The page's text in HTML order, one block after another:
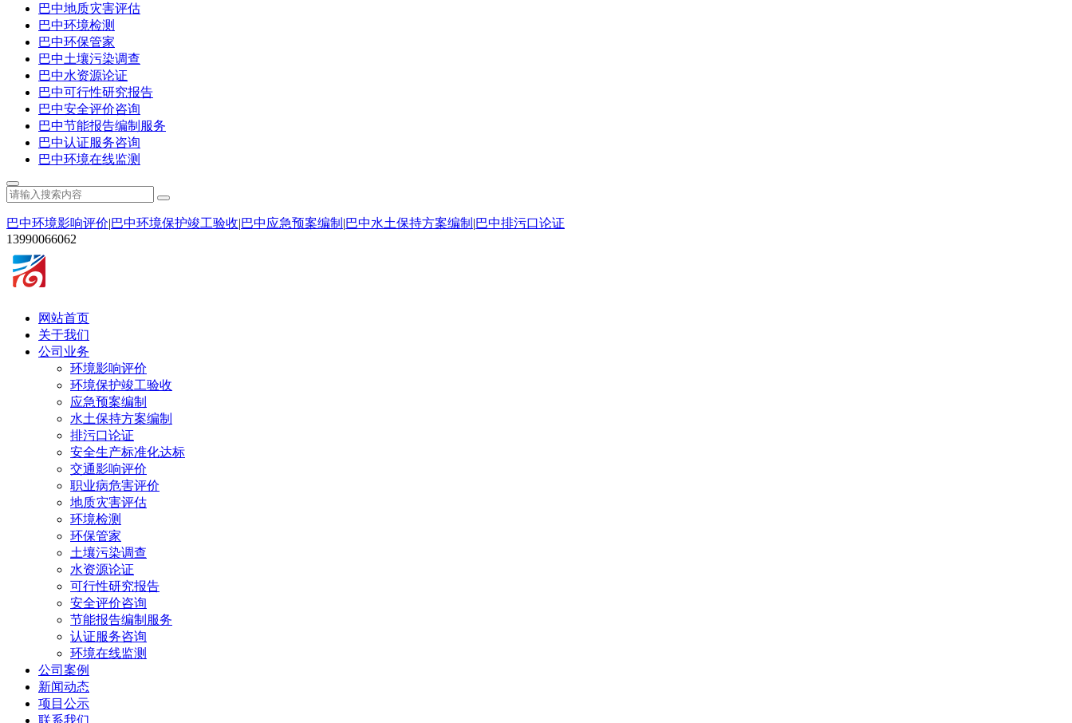
巴中地质灾害评估
巴中环境检测
巴中环保管家
巴中土壤污染调查
巴中水资源论证
巴中可行性研究报告
巴中安全评价咨询
巴中节能报告编制服务
巴中认证服务咨询
巴中环境在线监测
巴中环境影响评价|巴中环境保护竣工验收|巴中应急预案编制 |巴中水土保持方案编制 |巴中排污口论证
13990066062
网站首页
关于我们
公司业务
环境影响评价
环境保护竣工验收
应急预案编制
水土保持方案编制
排污口论证
安全生产标准化达标
交通影响评价
职业病危害评价
地质灾害评估
环境检测
环保管家
土壤污染调查
水资源论证
可行性研究报告
安全评价咨询
节能报告编制服务
认证服务咨询
环境在线监测
公司案例
新闻动态
项目公示